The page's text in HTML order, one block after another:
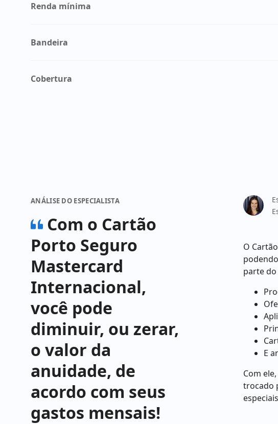
Renda mínima
Bandeira
Cobertura
ANÁLISE DO ESPECIALISTA
Com o Cartão
Porto Seguro
Mastercard
Internacional,
você pode
diminuir, ou zerar,
o valor da
anuidade, de
acordo com seus
gastos mensais!
O
parte
E
Com
trocado